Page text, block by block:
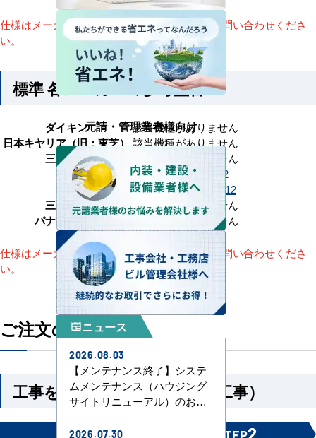
仕様はメーカーによって異なります。詳細はお問い合わせくださ
い。
標準 各メーカーの参考型番
ダイキン
該当機種がありません
日本キヤリア（旧：東芝）該当機種がありません
三菱電機
該当機種がありません
日立
RPI-GP160RSHG12
RPI-GP160RSHGC12
三菱重工
該当機種がありません
パナソニック
該当機種がありません
仕様はメーカーによって異なります。詳細はお問い合わせくださ
い。
ご注文の流れ
工事を依頼される方（機器＋工事）
1 2
元請・管理業者様向け
newspaperニュース
2026.08.03
【メンテナンス終了】システ
ムメンテナンス（ハウジング
サイトリニューアル）のお知
2026.07.30